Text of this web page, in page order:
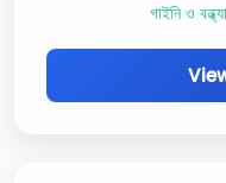
গাইনি ও